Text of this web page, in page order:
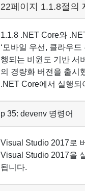
22페이지 1.1.8절의
1.1.8 .NET Core와
‘모바일 우선, 클라우
행되는 비윈도 기반 서
의 경량화 버전을 출시
.NET Core에서 실행되
p 35: devenv 명령어
Visual Studio 2017로
Visual Studio 2017을
됩니다.